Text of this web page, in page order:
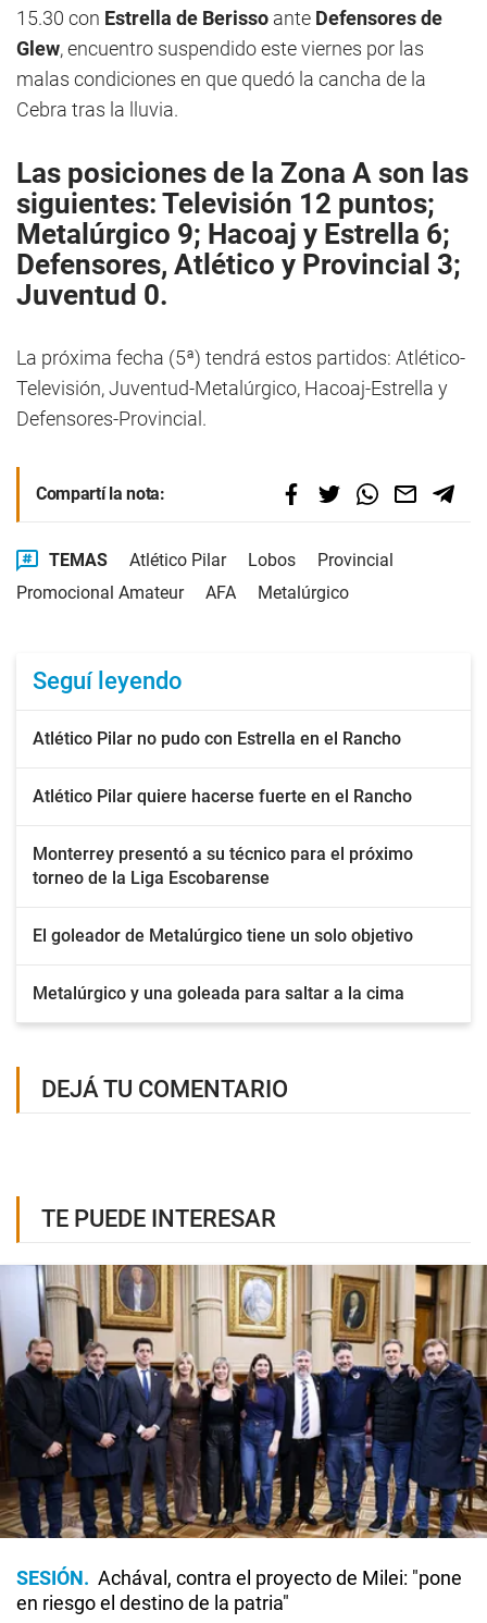
15.30 con Estrella de Berisso ante Defensores de
Glew, encuentro suspendido este viernes por las
malas condiciones en que quedó la cancha de la
Cebra tras la lluvia.
Las posiciones de la Zona A son las
siguientes: Televisión 12 puntos;
Metalúrgico 9; Hacoaj y Estrella 6;
Defensores, Atlético y Provincial 3;
Juventud 0.
La próxima fecha (5ª) tendrá estos partidos: Atlético-
Televisión, Juventud-Metalúrgico, Hacoaj-Estrella y
Defensores-Provincial.
Compartí la nota:
TEMAS Atlético Pilar Lobos
Provincial
Promocional Amateur
AFA Metalúrgico
Seguí leyendo
Atlético Pilar no pudo con Estrella en el Rancho
Atlético Pilar quiere hacerse fuerte en el Rancho
Monterrey presentó a su técnico para el próximo
torneo de la Liga Escobarense
El goleador de Metalúrgico tiene un solo objetivo
Metalúrgico y una goleada para saltar a la cima
DEJÁ TU COMENTARIO
TE PUEDE INTERESAR
SESIÓN
Achával, contra el proyecto de Milei: "pone
en riesgo el destino de la patria"